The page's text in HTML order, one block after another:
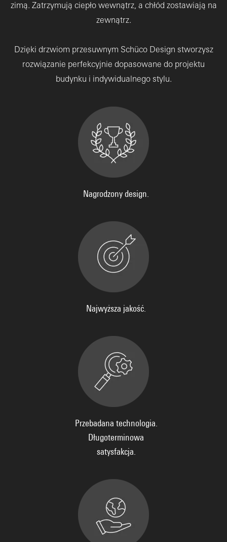
zimą. Zatrzymują ciepło wewnątrz, a chłód zostawiają na
zewnątrz.
Dzięki drzwiom przesuwnym Schüco Design stworzysz
rozwiązanie perfekcyjnie dopasowane do projektu
budynku i indywidualnego stylu.
Nagrodzony design.
Najwyższa jakość.
Przebadana technologia.
Długoterminowa
satysfakcja.